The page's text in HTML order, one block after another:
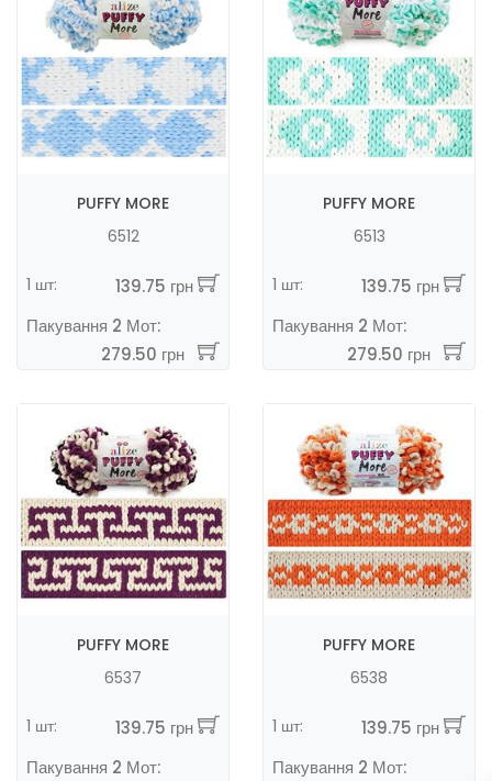
PUFFY MORE
6512
1 шт:
139.75 грн
Пакування 2 Мот:
279.50 грн
PUFFY MORE
6513
1 шт:
139.75 грн
Пакування 2 Мот:
279.50 грн
PUFFY MORE
6537
1 шт:
139.75 грн
Пакування 2 Мот:
PUFFY MORE
6538
1 шт:
139.75 грн
Пакування 2 Мот: